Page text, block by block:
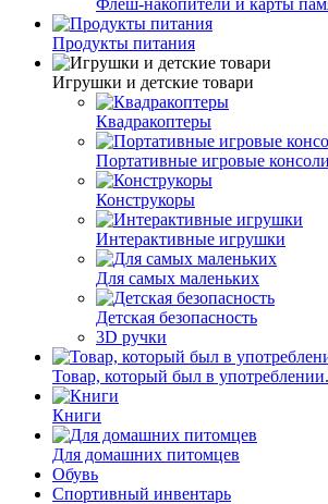
Продукты питания
Игрушки и детские товари
Квадракоптеры
Портативные игровые консоли
Конструкоры
Интерактивные игрушки
Для самых маленьких
Детская безопасность
3D ручки
Товар, который был в употреблении.
Книги
Для домашних питомцев
Обувь
Спортивный инвентарь